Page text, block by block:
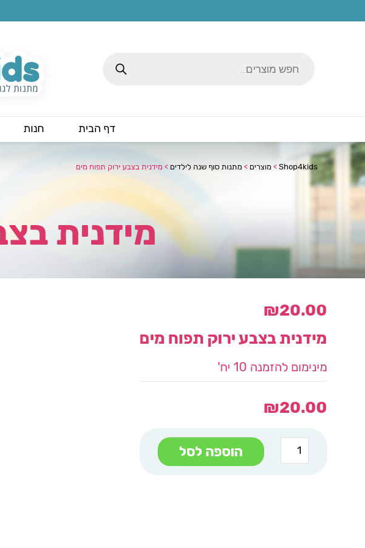
search
דף הבית חנות
Shop4kids
> מוצרים > מתנות סוף שנה לילדים > מידנית בצבע ירוק תפוח מים
מידנית
₪20.00
מידנית בצבע ירוק תפוח מים
מינימום להזמנה 10 יח'
₪20.00
כמות
של
מידנית
הוספה לסל